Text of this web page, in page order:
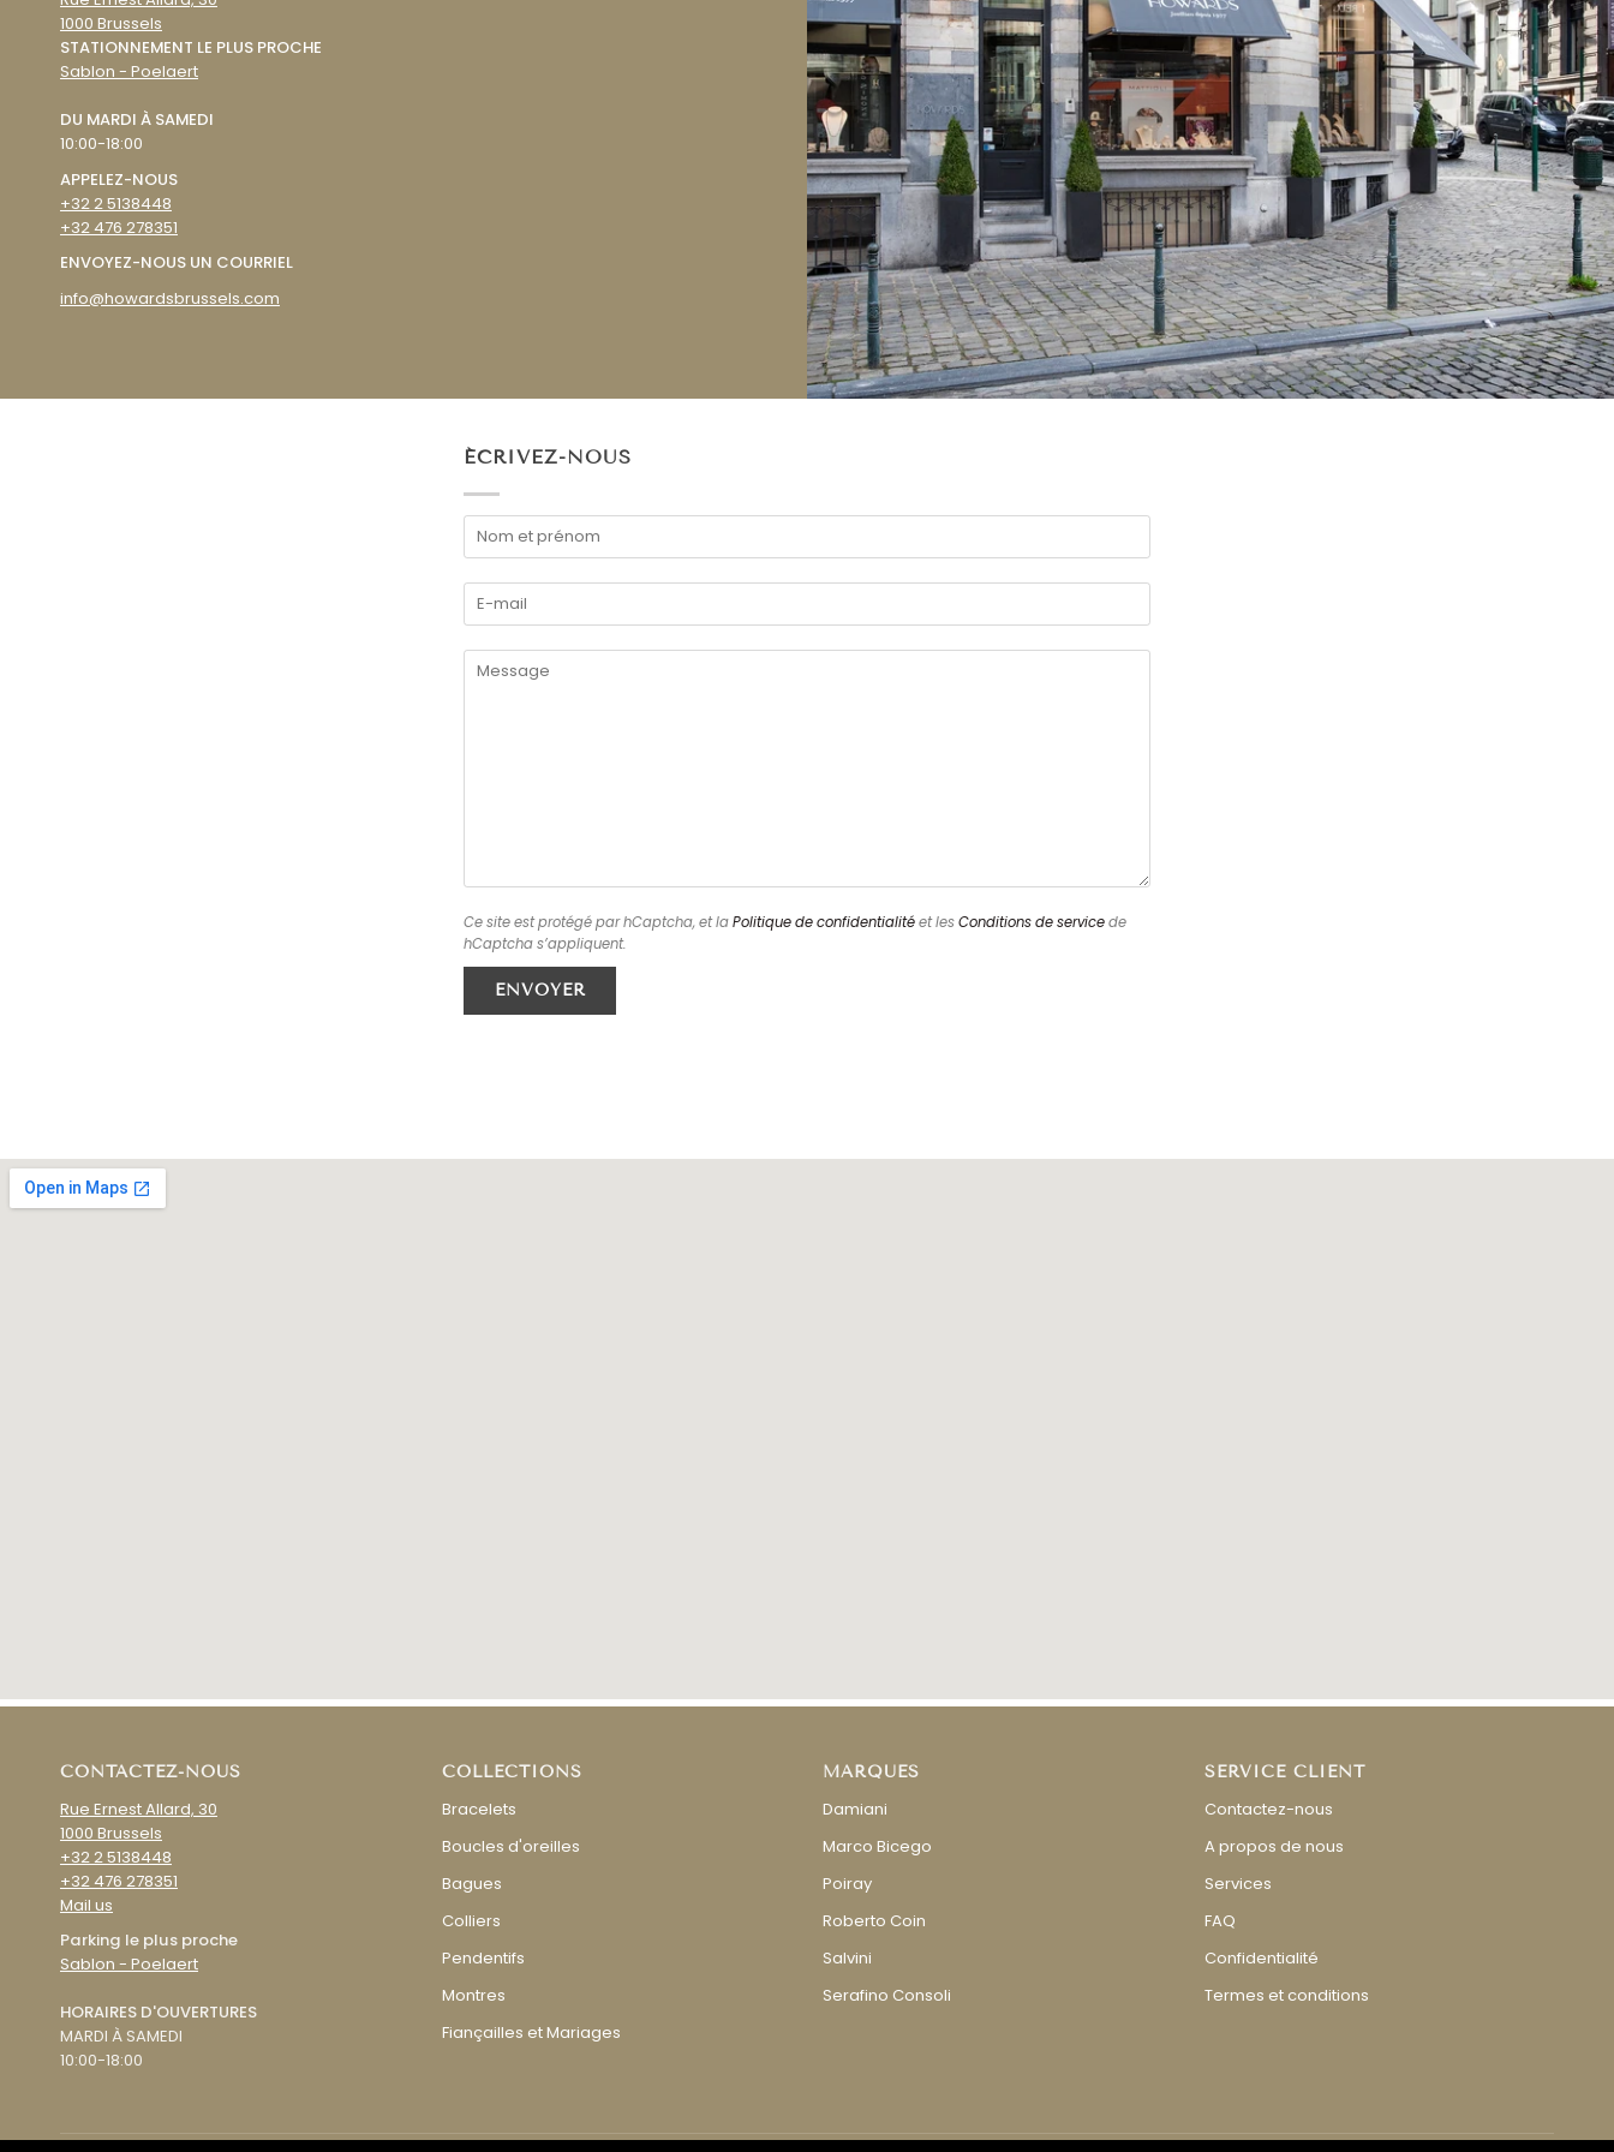
1000 Brussels
STATIONNEMENT LE PLUS PROCHE
Sablon - Poelaert
DU MARDI À SAMEDI
10:00-18:00
APPELEZ-NOUS
+32 2 5138448
+32 476 278351
ENVOYEZ-NOUS UN COURRIEL
info@howardsbrussels.com
ÉCRIVEZ-NOUS
Ce site est protégé par hCaptcha, et laPolitique de confidentialitéet lesConditions de servicede
hCaptcha s’appliquent.
ENVOYER
CONTACTEZ-NOUS
Rue Ernest Allard, 30
1000 Brussels
+32 2 5138448
+32 476 278351
Mail us
Parking le plus proche
Sablon - Poelaert
HORAIRES D'OUVERTURES
MARDI À SAMEDI
10:00-18:00
COLLECTIONS
Bracelets
Boucles d'oreilles
Bagues
Colliers
Pendentifs
Montres
Fiançailles et Mariages
MARQUES
Damiani
Marco Bicego
Poiray
Roberto Coin
Salvini
Serafino Consoli
SERVICE CLIENT
Contactez-nous
A propos de nous
Services
FAQ
Confidentialité
Termes et conditions